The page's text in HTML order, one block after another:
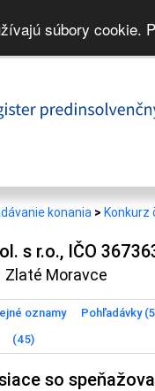
súbory
konania > Konkurz
s r.o., IČO
Zlaté Moravce
oznamy
(45)
Pohľadávky
so